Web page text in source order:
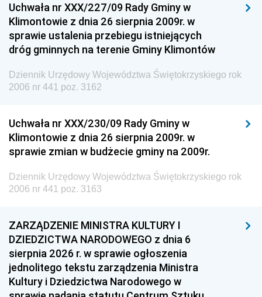
Uchwała nr XXX/227/09 Rady Gminy w
Klimontowie z dnia 26 sierpnia 2009r. w
sprawie ustalenia przebiegu istniejących
dróg gminnych na terenie Gminy Klimontów
Dziennik Urzędowy Województwa Świętokrzyskiego rok
2006 nr 441 poz. 3162
Uchwała nr XXX/230/09 Rady Gminy w
Klimontowie z dnia 26 sierpnia 2009r. w
sprawie zmian w budżecie gminy na 2009r.
Dziennik Urzędowy Województwa Świętokrzyskiego rok
2006 nr 441 poz. 3163
ZARZĄDZENIE MINISTRA KULTURY I
DZIEDZICTWA NARODOWEGO z dnia 6
sierpnia 2026 r. w sprawie ogłoszenia
jednolitego tekstu zarządzenia Ministra
Kultury i Dziedzictwa Narodowego w